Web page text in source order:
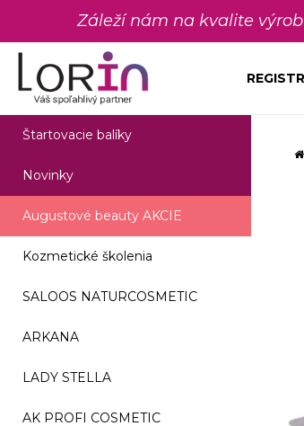
Záleží nám na kvalite
Štartovacie balíky
Novinky
Augustové beauty AKCIE
Kozmetické školenia
SALOOS NATURCOSMETIC
ARKANA
LADY STELLA
AK PROFI COSMETIC